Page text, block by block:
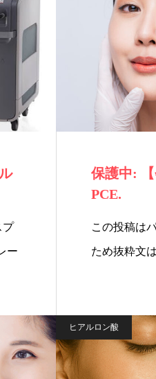
プ
ー
保護中:
PCE.
この投稿は
ため抜粋文
ヒアルロン酸